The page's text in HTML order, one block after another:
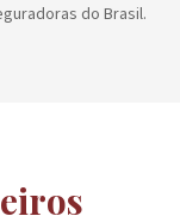
do Brasil.